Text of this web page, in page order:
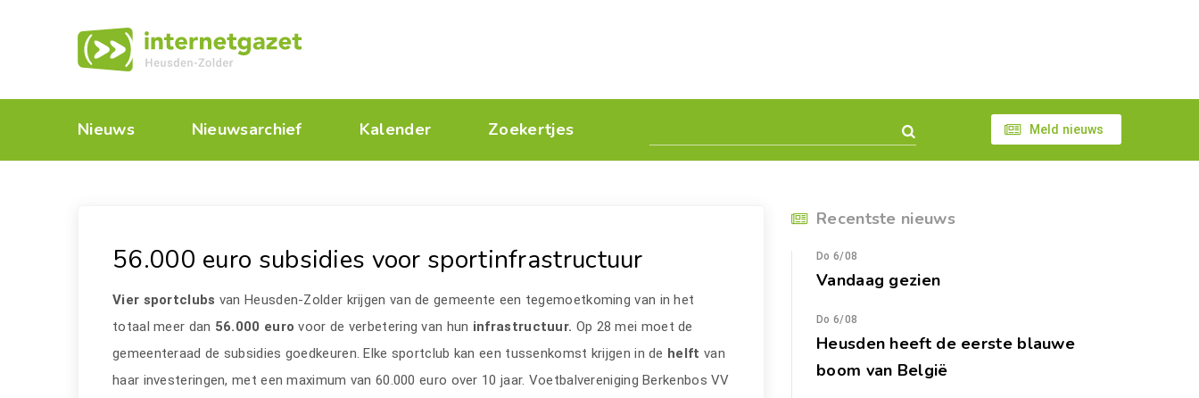
Nieuws Nieuwsarchief Kalender Zoekertjes Meld nieuws
56.000 euro subsidies voor sportinfrastructuur
Vier sportclubs van Heusden-Zolder krijgen van de gemeente een tegemoetkoming van in het
totaal meer dan 56.000 euro voor de verbetering van hun infrastructuur. Op 28 mei moet de
gemeenteraad de subsidies goedkeuren. Elke sportclub kan een tussenkomst krijgen in de helft van
haar investeringen, met een maximum van 60.000 euro over 10 jaar. Voetbalvereniging Berkenbos VV
Recentste nieuws
Do 6/08
Vandaag gezien
Do 6/08
Heusden heeft de eerste blauwe
boom van België